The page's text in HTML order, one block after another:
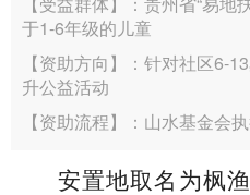
于1-6年级的儿童
【资助方向】：针对社区6-
升公益活动
【资助流程】：山水基金会
安置地取名为枫渔